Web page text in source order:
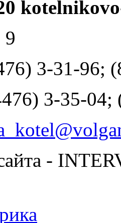
9
3-31-96;
3-35-04;
-